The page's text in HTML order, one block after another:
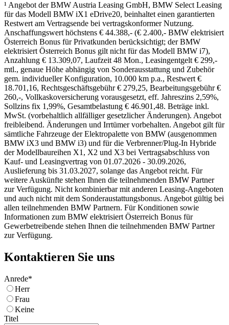
¹ Angebot der BMW Austria Leasing GmbH, BMW Select Leasing
für das Modell BMW iX1 eDrive20, beinhaltet einen garantierten
Restwert am Vertragsende bei vertragskonformer Nutzung.
Anschaffungswert höchstens € 44.388,- (€ 2.400,- BMW elektrisiert
Österreich Bonus für Privatkunden berücksichtigt; der BMW
elektrisiert Österreich Bonus gilt nicht für das Modell BMW i7),
Anzahlung € 13.309,07, Laufzeit 48 Mon., Leasingentgelt € 299,-
mtl., genaue Höhe abhängig von Sonderausstattung und Zubehör
gem. individueller Konfiguration, 10.000 km p.a., Restwert €
18.701,16, Rechtsgeschäftsgebühr € 279,25, Bearbeitungsgebühr €
260,-, Vollkaskoversicherung vorausgesetzt, eff. Jahreszins 2,59%,
Sollzins fix 1,99%, Gesamtbelastung € 46.901,48. Beträge inkl.
MwSt. (vorbehaltlich allfälliger gesetzlicher Änderungen). Angebot
freibleibend. Änderungen und Irrtümer vorbehalten. Angebot gilt für
sämtliche Fahrzeuge der Elektropalette von BMW (ausgenommen
BMW iX3 und BMW i3) und für die Verbrenner/Plug-In Hybride
der Modellbaureihen X1, X2 und X3 bei Vertragsabschluss von
Kauf- und Leasingvertrag von 01.07.2026 - 30.09.2026,
Auslieferung bis 31.03.2027, solange das Angebot reicht. Für
weitere Auskünfte stehen Ihnen die teilnehmenden BMW Partner
zur Verfügung. Nicht kombinierbar mit anderen Leasing-Angeboten
und auch nicht mit dem Sonderaustattungsbonus. Angebot gültig bei
allen teilnehmenden BMW Partnern. Für Konditionen sowie
Informationen zum BMW elektrisiert Österreich Bonus für
Gewerbetreibende stehen Ihnen die teilnehmenden BMW Partner
zur Verfügung.
Kontaktieren Sie uns
Anrede*
Herr
Frau
Keine
Titel